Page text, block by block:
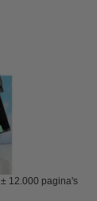
± 12.000 pagina's